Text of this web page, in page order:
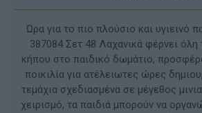
Ώρα για το πιο πλούσιο και υγιεινό
387084 Σετ 48 Λαχανικά φέρνει
κήπου στο παιδικό δωμάτιο,
ποικιλία για ατέλειωτες ώρες
τεμάχια σχεδιασμένα σε μέγεθος
χειρισμό, τα παιδιά μπορούν να